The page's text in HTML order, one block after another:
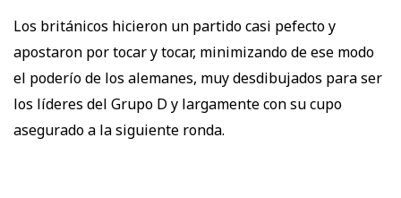
Los británicos hicieron un partido casi pefecto y
apostaron por tocar y tocar, minimizando de ese modo
el poderío de los alemanes, muy desdibujados para ser
los líderes del Grupo D y largamente con su cupo
asegurado a la siguiente ronda.